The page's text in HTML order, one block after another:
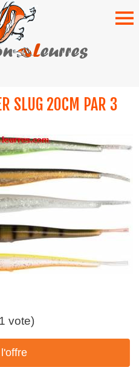
SLUG 20CM PAR 3
vote)